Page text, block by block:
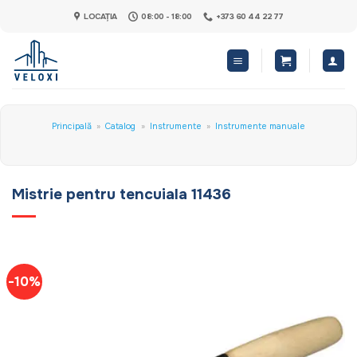
content
LOCAȚIA 08:00 - 18:00 +373 60 44 22 77
Principală » Catalog » Instrumente » Instrumente manuale
Mistrie pentru tencuiala 11436
-10%